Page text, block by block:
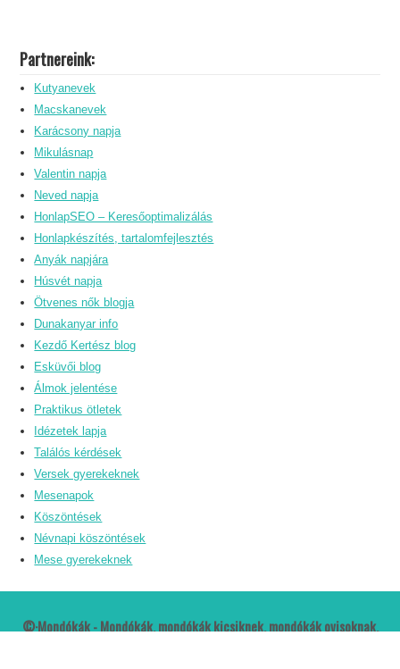
Partnereink:
Kutyanevek
Macskanevek
Karácsony napja
Mikulásnap
Valentin napja
Neved napja
HonlapSEO – Keresőoptimalizálás
Honlapkészítés, tartalomfejlesztés
Anyák napjára
Húsvét napja
Ötvenes nők blogja
Dunakanyar info
Kezdő Kertész blog
Esküvői blog
Álmok jelentése
Praktikus ötletek
Idézetek lapja
Találós kérdések
Versek gyerekeknek
Mesenapok
Köszöntések
Névnapi köszöntések
Mese gyerekeknek
©·Mondókák - Mondókák, mondókák kicsiknek, mondókák ovisoknak,